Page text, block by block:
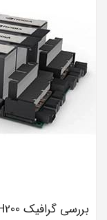
بررسی گرافیک H200